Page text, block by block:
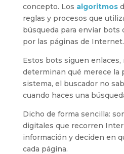
concepto. Los algoritmos
reglas y procesos que
búsqueda para enviar bots
por las páginas de Internet.
Estos bots siguen
determinan qué merece la
sistema, el buscador no
cuando haces una
Dicho de forma sencilla:
digitales que recorren
información y deciden en
cada página.